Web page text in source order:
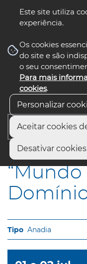
Este site utiliza
experiência.
Os cookies
do site e são
o seu
Para mais
cookies.
Personalizar
Aceitar cookies
Desativar
nos
Início
“Mundo
Anadia